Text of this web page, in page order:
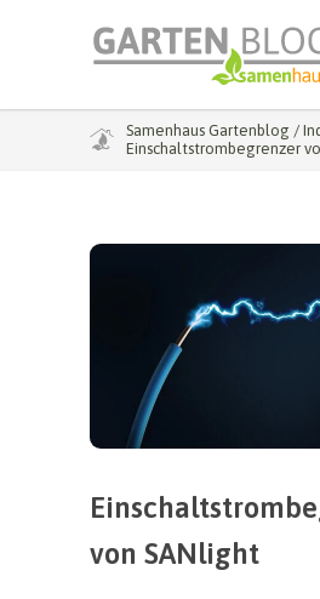
Samenhaus Gartenblog /
Einschaltstrombegrenzer
von SANlight